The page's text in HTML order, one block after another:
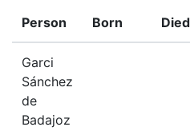
Person Born Died
Garci
Sánchez
de
Badajoz